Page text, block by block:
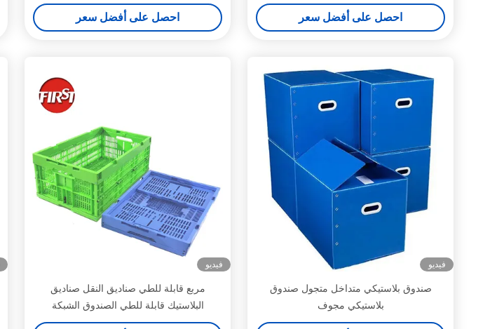
احصل على أفضل سعر احصل على أفضل سعر
فيديو
صندوق بلاستيكي متداخل متجول صندوق
بلاستيكي مجوف
فيديو
مربع قابلة للطي صناديق النقل صناديق
البلاستيك قابلة للطي الصندوق الشبكة
600x400x255mm